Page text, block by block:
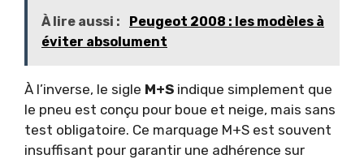
À lire aussi :
Peugeot 2008 : les modèles à
éviter absolument
À l’inverse, le sigle M+S indique simplement que
le pneu est conçu pour boue et neige, mais sans
test obligatoire. Ce marquage M+S est souvent
insuffisant pour garantir une adhérence sur